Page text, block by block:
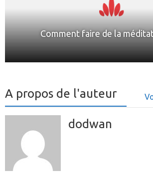
Comment faire de la
A propos de l'auteur
dodwan